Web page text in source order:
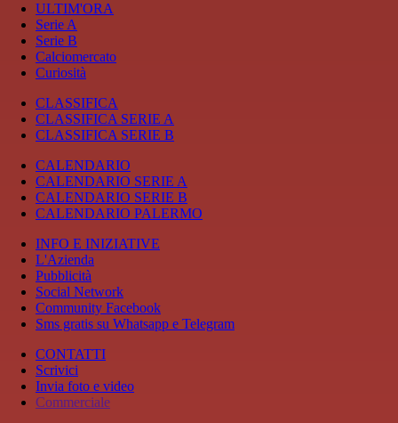
ULTIM'ORA
Serie A
Serie B
Calciomercato
Curiosità
CLASSIFICA
CLASSIFICA SERIE A
CLASSIFICA SERIE B
CALENDARIO
CALENDARIO SERIE A
CALENDARIO SERIE B
CALENDARIO PALERMO
INFO E INIZIATIVE
L'Azienda
Pubblicità
Social Network
Community Facebook
Sms gratis su Whatsapp e Telegram
CONTATTI
Scrivici
Invia foto e video
Commerciale